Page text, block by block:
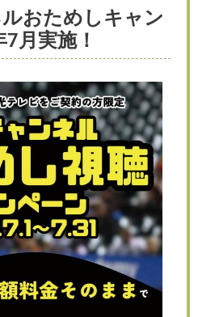
ルおためしキャン
月実施！